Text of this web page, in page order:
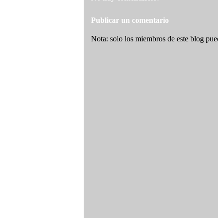
Publicar un comentario
Nota: solo los miembros de este blog